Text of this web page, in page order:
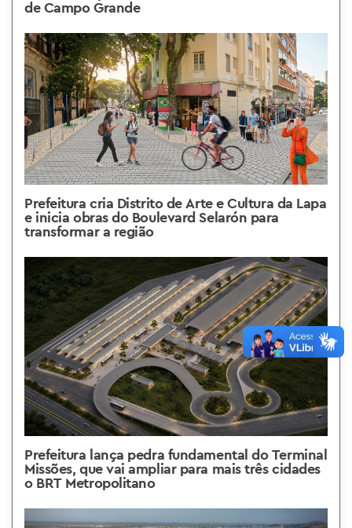
de Campo Grande
Prefeitura cria Distrito de Arte e Cultura da Lapa
e inicia obras do Boulevard Selarón para
transformar a região
Prefeitura lança pedra fundamental do Terminal
Missões, que vai ampliar para mais três cidades
o BRT Metropolitano